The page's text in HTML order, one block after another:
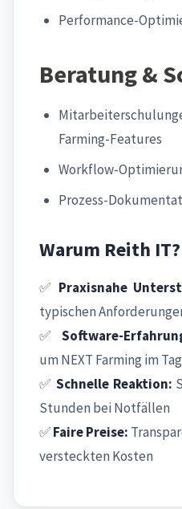
Performance-
Beratung &
Farming-Features
Workflow-
Prozess-
Warum Reith IT?
✅ Praxisnahe
typischen
✅ Software-
um NEXT Farming im
✅ Schnelle Reaktion:
Stunden bei Notfällen
✅Faire Preise:
versteckten Kosten